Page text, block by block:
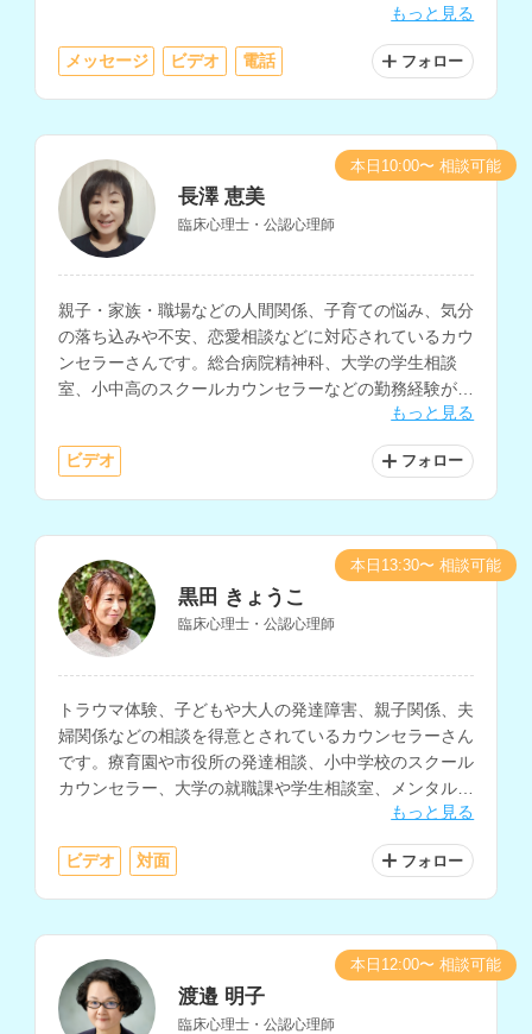
もっと見る
メッセージ ビデオ 電話 フォロー
長澤 恵美
臨床心理士・公認心理師
親子・家族・職場などの人間関係、子育ての悩み、気分
の落ち込みや不安、恋愛相談などに対応されているカウ
ンセラーさんです。総合病院精神科、大学の学生相談
室、小中高のスクールカウンセラーなどの勤務経験があ
り、子育てスキルやストレスマネジメントの技法を豊富
もっと見る
ビデオ フォロー
本日10:00〜 相談可能
黒田 きょうこ
臨床心理士・公認心理師
トラウマ体験、子どもや大人の発達障害、親子関係、夫
婦関係などの相談を得意とされているカウンセラーさん
です。療育園や市役所の発達相談、小中学校のスクール
カウンセラー、大学の就職課や学生相談室、メンタルク
もっと見る
ビデオ 対面 フォロー
本日13:30〜 相談可能
渡邉 明子
臨床心理士・公認心理師
本日12:00〜 相談可能